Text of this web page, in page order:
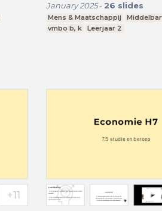
January 2025- 26 slides
Mens & Maatschappij
vmbo b, k
Leerjaar 2